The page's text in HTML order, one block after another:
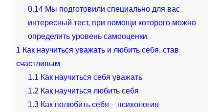
0.14Мы подготовили специально для вас
интересный тест, при помощи которого можно
определить уровень самооценки
1 Как научиться уважать и любить себя, став
счастливым
1.1 Как научиться себя уважать
1.2 Как научиться любить себя
1.3Как полюбить себя – психология